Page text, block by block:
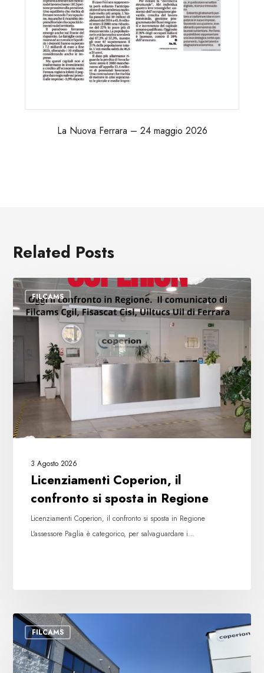
La Nuova Ferrara – 24 maggio 2026
Related Posts
FILCAMS
Licenziamenti
Coperion,
il
confronto
si
Regione
3 Agosto 2026
Licenziamenti Coperion, il
confronto si sposta in Regione
Licenziamenti Coperion, il confronto si sposta in Regione
L'assessore Paglia è categorico, per salvaguardare i…
FILCAMS
Coperion:
proclamato
lo
stato